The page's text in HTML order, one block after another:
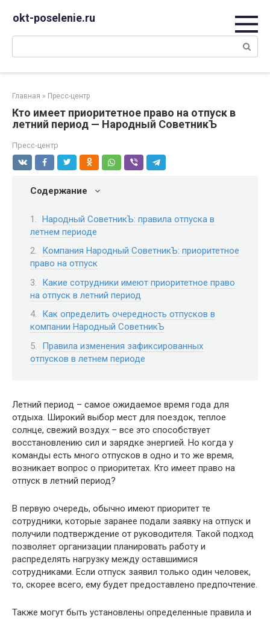
okt-poselenie.ru
Поиск:
Главная » Пресс-центр
Кто имеет приоритетное право на отпуск в
летний период — Народный СоветникЪ
Пресс-центр
Содержание
Народный СоветникЪ: правила отпуска в
летнем периоде
Компания Народный СоветникЪ: приоритетное
право на отпуск
Какие сотрудники имеют приоритетное право
на отпуск в летний период
Как определить очередность отпусков в
компании Народный СоветникЪ
Правила изменения зафиксированных
отпусков в летнем периоде
Летний период – самое ожидаемое время года для
отдыха. Широкий выбор мест для поездок, теплое
солнце, свежий воздух – все это способствует
восстановлению сил и зарядке энергией. Но когда у
команды есть много отпусков в одно и то же время,
возникает вопрос о приоритетах. Кто имеет право на
отпуск в летний период?
В первую очередь, обычно имеют приоритет те
сотрудники, которые заранее подали заявку на отпуск и
получили подтверждение от руководителя. Такой подход
позволяет организации планировать работу и
распределять нагрузку между оставшимися
сотрудниками. Если отпуск заявил только один человек,
то, скорее всего, ему будет предоставлено предпочтение.
Также могут быть установлены определенные правила и